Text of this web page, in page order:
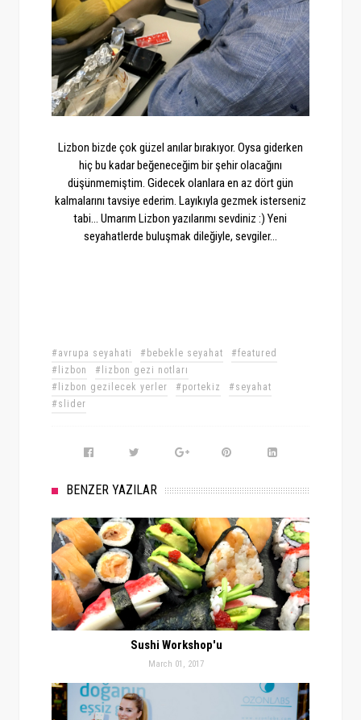
Lizbon bizde çok güzel anılar bırakıyor. Oysa giderken
hiç bu kadar beğeneceğim bir şehir olacağını
düşünmemiştim. Gidecek olanlara en az dört gün
kalmalarını tavsiye ederim. Layıkıyla gezmek isterseniz
tabi... Umarım Lizbon yazılarımı sevdiniz :) Yeni
seyahatlerde buluşmak dileğiyle, sevgiler...
#avrupa seyahati #bebekle seyahat
#featured
#lizbon
#lizbon gezi notları
#lizbon gezilecek yerler
#portekiz
#seyahat
#slider
BENZER YAZILAR
Sushi Workshop'u
March 01, 2017